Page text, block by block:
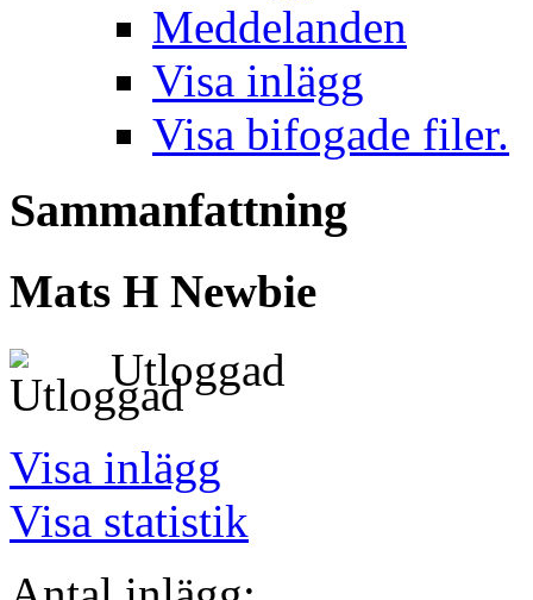
Meddelanden
Visa inlägg
Visa bifogade filer.
Sammanfattning
Mats H Newbie
Utloggad
Visa inlägg
Visa statistik